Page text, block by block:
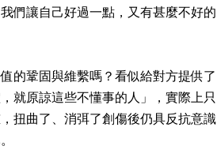
們讓自己好過一點，又有甚麼不好的
的鞏固與維繫嗎？看似給對方提供了
就原諒這些不懂事的人」，實際上只
扭曲了、消弭了創傷後仍具反抗意識